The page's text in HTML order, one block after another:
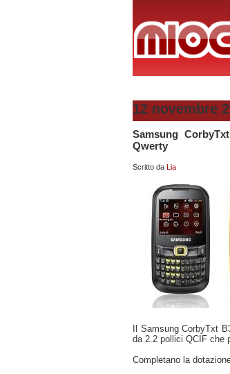
12 novembre
Samsung
Qwerty
Scritto da Lia
Il Samsung CorbyTxt
da 2.2 pollici QCIF che
Completano la